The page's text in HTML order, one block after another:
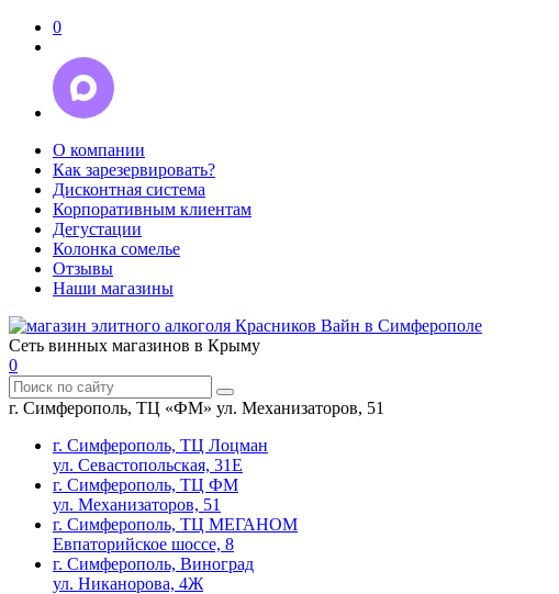
0
О компании
Как зарезервировать?
Дисконтная система
Корпоративным клиентам
Дегустации
Колонка сомелье
Отзывы
Наши магазины
Сеть винных магазинов в Крыму
0
г. Симферополь, ТЦ «ФМ» ул. Механизаторов, 51
г. Симферополь, ТЦ Лоцман
ул. Севастопольская, 31Е
г. Симферополь, ТЦ ФМ
ул. Механизаторов, 51
г. Симферополь, ТЦ МЕГАНОМ
Евпаторийское шоссе, 8
г. Симферополь, Виноград
ул. Никанорова, 4Ж